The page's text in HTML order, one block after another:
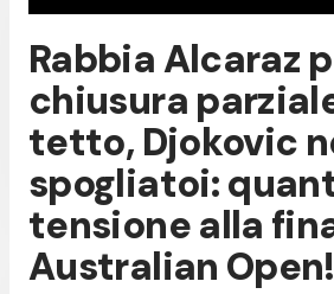
Rabbia Alcaraz
chiusura
tetto, Djokovic
spogliatoi:
tensione alla
Australian Open!